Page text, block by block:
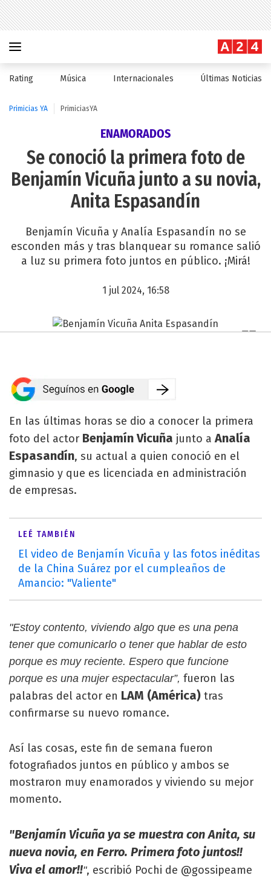
Rating Música Internacionales Últimas Noticias
Primicias YA PrimiciasYA
ENAMORADOS
Se conoció la primera foto de
Benjamín Vicuña junto a su novia,
Anita Espasandín
Benjamín Vicuña y Analía Espasandín no se
esconden más y tras blanquear su romance salió
a luz su primera foto juntos en público. ¡Mirá!
1 jul 2024, 16:58
En las últimas horas se dio a conocer la primera
foto del actor Benjamín Vicuña junto aAnalía
Espasandín, su actual a quien conoció en el
gimnasio y que es licenciada en administración
de empresas.
LEÉ TAMBIÉN
El video de Benjamín Vicuña y las fotos inéditas
de la China Suárez por el cumpleaños de
Amancio: "Valiente"
"Estoy contento, viviendo algo que es una pena
tener que comunicarlo o tener que hablar de esto
porque es muy reciente. Espero que funcione
porque es una mujer espectacular”, fueron las
palabras del actor en LAM (América) tras
confirmarse su nuevo romance.
Así las cosas, este fin de semana fueron
fotografiados juntos en público y ambos se
mostraron muy enamorados y viviendo su mejor
momento.
"Benjamín Vicuña ya se muestra con Anita, su
nueva novia, en Ferro. Primera foto juntos!!
Viva el amor!!", escribió Pochi de @gossipeame